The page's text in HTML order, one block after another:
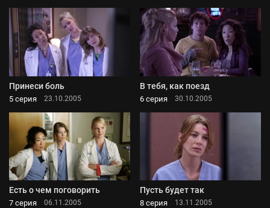
Принеси боль
5 серия 23.10.2005
В тебя, как поезд
6 серия 30.10.2005
Есть о чем поговорить
7 серия 06.11.2005
Пусть будет так
8 серия 13.11.2005